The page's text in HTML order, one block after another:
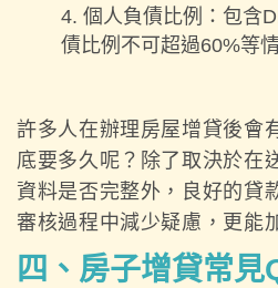
個人負債比例：包含
債比例不可超過60%等
許多人在辦理房屋增貸後會
底要多久呢？除了取決於在
資料是否完整外，良好的貸
審核過程中減少疑慮，更能
四、房子增貸常見